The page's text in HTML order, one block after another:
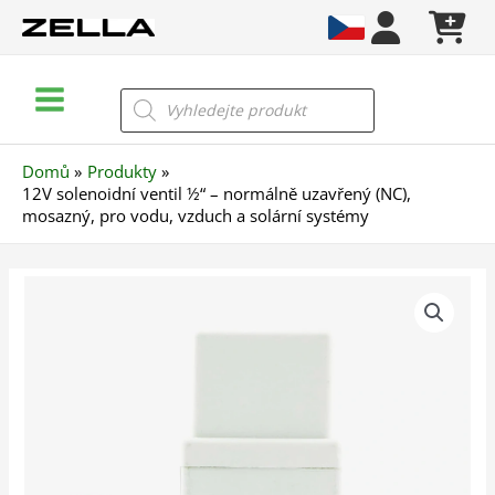
Menu
Products
search
Domů
Produkty
12V solenoidní ventil ½“ – normálně uzavřený (NC),
mosazný, pro vodu, vzduch a solární systémy